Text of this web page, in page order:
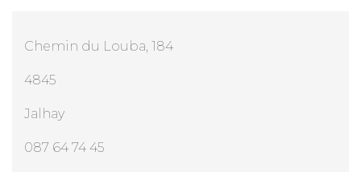
Chemin du Louba, 184
4845
Jalhay
087 64 74 45